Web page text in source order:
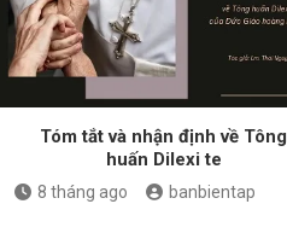
Tóm tắt và nhận định về Tông
huấn Dilexi te
8 tháng ago banbientap